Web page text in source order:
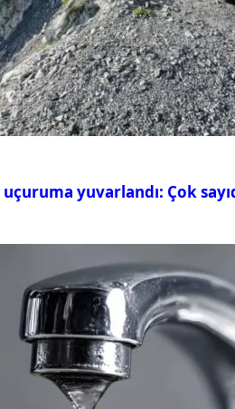
yuvarlandı: Çok